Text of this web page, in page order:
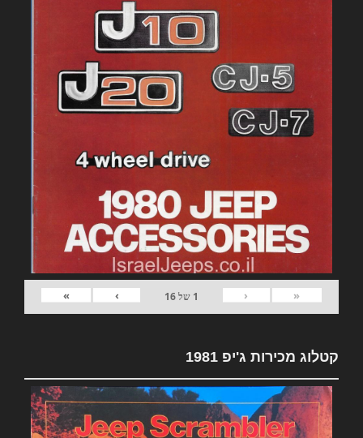
«
‹
1 של16
›
»
קטלוג מכירות ג'יפ 1981